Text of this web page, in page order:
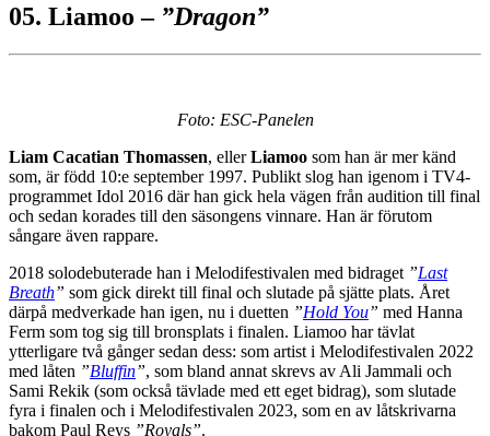
05. Liamoo – ”Dragon”
Foto: ESC-Panelen
Liam Cacatian Thomassen, ellerLiamoo som han är mer känd
som, är född 10:e september 1997. Publikt slog han igenom i TV4-
programmet Idol 2016 där han gick hela vägen från audition till final
och sedan korades till den säsongens vinnare. Han är förutom
sångare även rappare.
2018 solodebuterade han i Melodifestivalen med bidraget ”Last
Breath” som gick direkt till final och slutade på sjätte plats. Året
därpå medverkade han igen, nu i duetten ”Hold You” med Hanna
Ferm som tog sig till bronsplats i finalen. Liamoo har tävlat
ytterligare två gånger sedan dess: som artist i Melodifestivalen 2022
med låten ”Bluffin”, som bland annat skrevs av Ali Jammali och
Sami Rekik (som också tävlade med ett eget bidrag), som slutade
fyra i finalen och i Melodifestivalen 2023, som en av låtskrivarna
bakom Paul Reys ”Royals”.